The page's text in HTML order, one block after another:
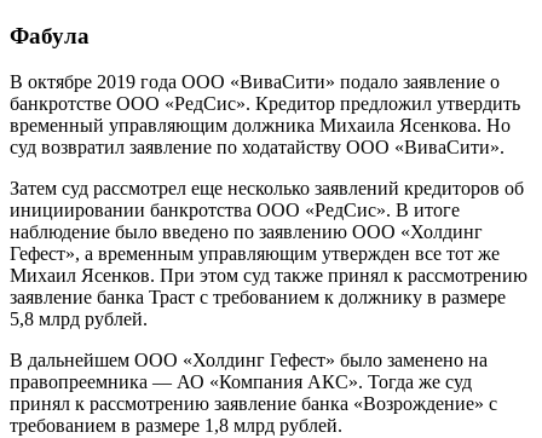
Фабула
В октябре 2019 года ООО «ВиваСити» подало заявление о
банкротстве ООО «РедСис». Кредитор предложил утвердить
временный управляющим должника Михаила Ясенкова. Но
суд возвратил заявление по ходатайству ООО «ВиваСити».
Затем суд рассмотрел еще несколько заявлений кредиторов об
инициировании банкротства ООО «РедСис». В итоге
наблюдение было введено по заявлению ООО «Холдинг
Гефест», а временным управляющим утвержден все тот же
Михаил Ясенков. При этом суд также принял к рассмотрению
заявление банка Траст с требованием к должнику в размере
5,8 млрд рублей.
В дальнейшем ООО «Холдинг Гефест» было заменено на
правопреемника — АО «Компания АКС». Тогда же суд
принял к рассмотрению заявление банка «Возрождение» с
требованием в размере 1,8 млрд рублей.